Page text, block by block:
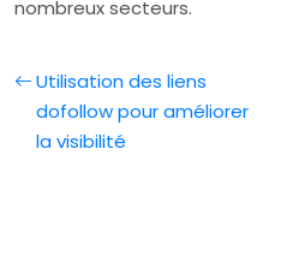
nombreux secteurs.
Utilisation des liens
dofollow pour améliorer
la visibilité